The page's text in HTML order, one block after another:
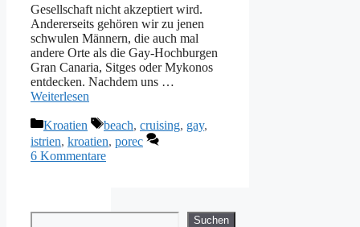
Gesellschaft nicht akzeptiert wird.
Andererseits gehören wir zu jenen
schwulen Männern, die auch mal
andere Orte als die Gay-Hochburgen
Gran Canaria, Sitges oder Mykonos
entdecken. Nachdem uns …
Weiterlesen
Kategorien
Kroatien Schlagwörter
beach, cruising, gay,
istrien, kroatien, porec
6 Kommentare
Suchen Suchen